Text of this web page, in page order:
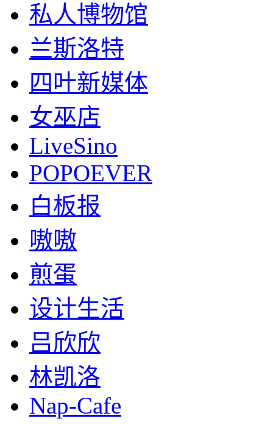
私人博物馆
兰斯洛特
四叶新媒体
女巫店
LiveSino
POPOEVER
白板报
嗷嗷
煎蛋
设计生活
吕欣欣
林凯洛
Nap-Cafe